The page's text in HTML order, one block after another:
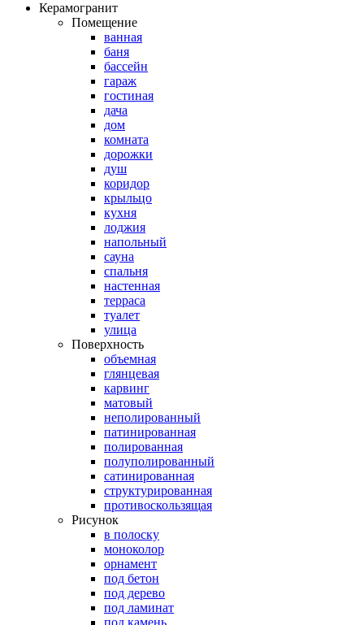
Керамогранит
Помещение
ванная
баня
бассейн
гараж
гостиная
дача
дом
комната
дорожки
душ
коридор
крыльцо
кухня
лоджия
напольный
сауна
спальня
настенная
терраса
туалет
улица
Поверхность
объемная
глянцевая
карвинг
матовый
неполированный
патинированная
полированная
полуполированный
сатинированная
структурированная
противоскользящая
Рисунок
в полоску
моноколор
орнамент
под бетон
под дерево
под ламинат
под камень